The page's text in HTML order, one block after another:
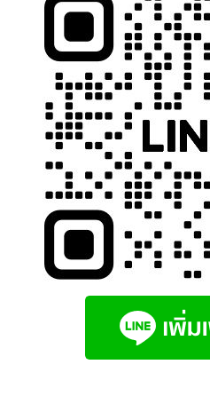
นโยบายคืนสินค้าและการจัดส่ง​
คำถามที่พบบ่อย